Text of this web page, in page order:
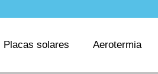
Placas solares
Aerotermia